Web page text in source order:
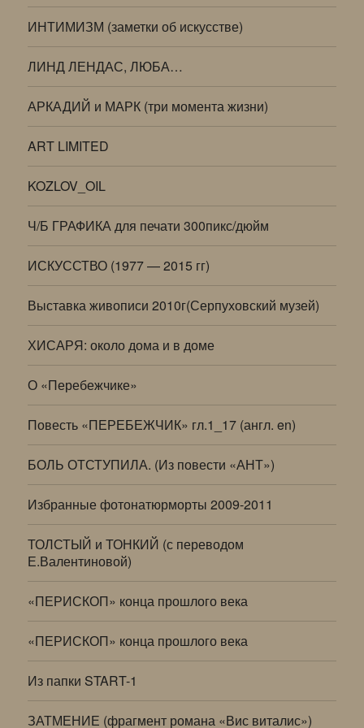
ИНТИМИЗМ (заметки об искусстве)
ЛИНД ЛЕНДАС, ЛЮБА…
АРКАДИЙ и МАРК (три момента жизни)
ART LIMITED
KOZLOV_OIL
Ч/Б ГРАФИКА для печати 300пикс/дюйм
ИСКУССТВО (1977 — 2015 гг)
Выставка живописи 2010г(Серпуховский музей)
ХИСАРЯ: около дома и в доме
О «Перебежчике»
Повесть «ПЕРЕБЕЖЧИК» гл.1_17 (англ. en)
БОЛЬ ОТСТУПИЛА. (Из повести «АНТ»)
Избранные фотонатюрморты 2009-2011
ТОЛСТЫЙ и ТОНКИЙ (с переводом
Е.Валентиновой)
«ПЕРИСКОП» конца прошлого века
«ПЕРИСКОП» конца прошлого века
Из папки START-1
ЗАТМЕНИЕ (фрагмент романа «Вис виталис»)